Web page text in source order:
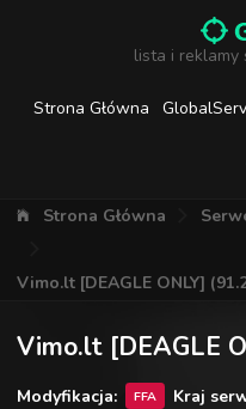
lista i reklamy
Strona Główna
Strona Główna
Vimo.lt [DEAGLE ONLY]
Vimo.lt [DEAGLE
Modyfikacja: FFA Kraj